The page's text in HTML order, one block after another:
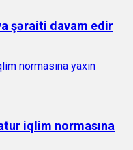
şəraiti davam edir
iqlim normasına